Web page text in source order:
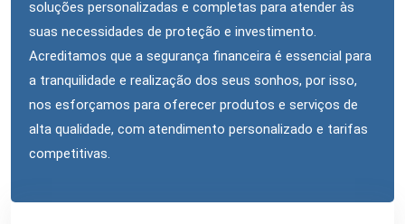
soluções personalizadas e completas para atender às
suas necessidades de proteção e investimento.
Acreditamos que a segurança financeira é essencial para
a tranquilidade e realização dos seus sonhos, por isso,
nos esforçamos para oferecer produtos e serviços de
alta qualidade, com atendimento personalizado e tarifas
competitivas.